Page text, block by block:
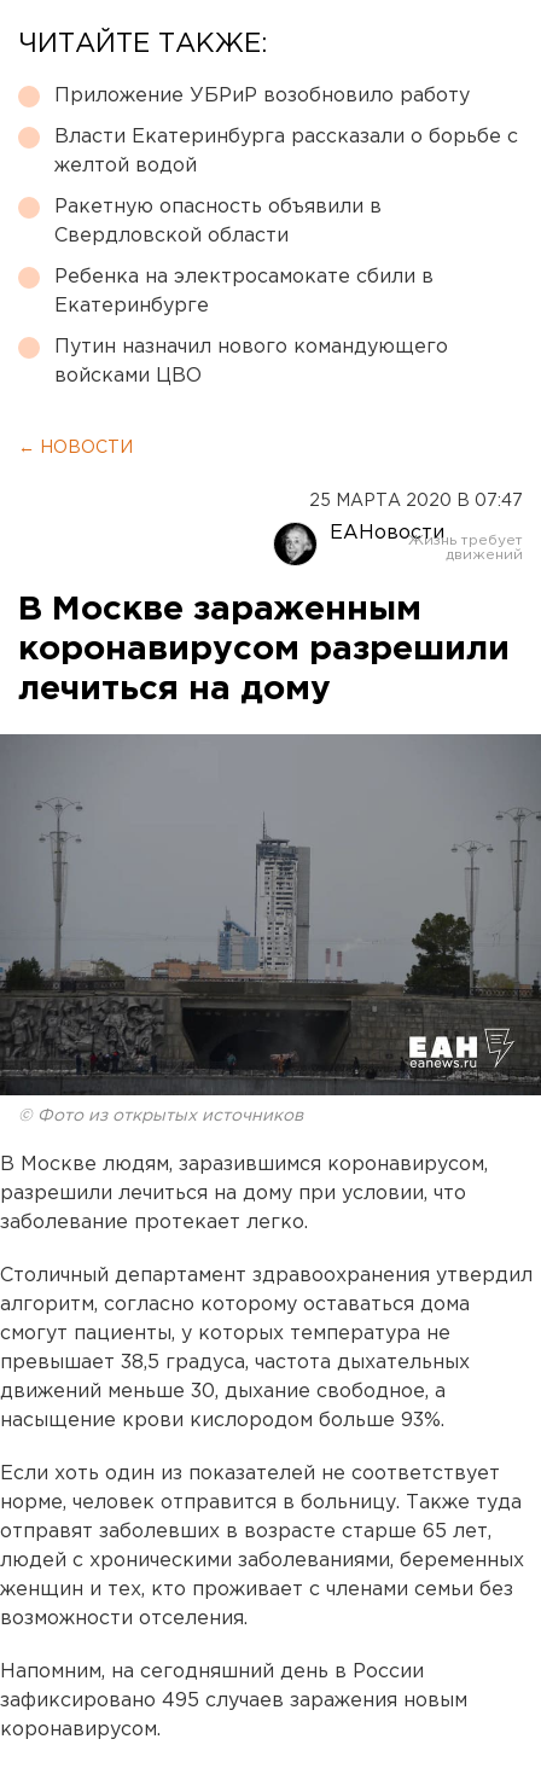
ЧИТАЙТЕ ТАКЖЕ:
Приложение УБРиР возобновило работу
Власти Екатеринбурга рассказали о борьбе с
желтой водой
Ракетную опасность объявили в
Свердловской области
Ребенка на электросамокате сбили в
Екатеринбурге
Путин назначил нового командующего
войсками ЦВО
← НОВОСТИ
25 МАРТА 2020 В 07:47
ЕАНовости
В Москве зараженным
коронавирусом разрешили
лечиться на дому
© Фото из открытых источников
В Москве людям, заразившимся коронавирусом,
разрешили лечиться на дому при условии, что
заболевание протекает легко.
Столичный департамент здравоохранения утвердил
алгоритм, согласно которому оставаться дома
смогут пациенты, у которых температура не
превышает 38,5 градуса, частота дыхательных
движений меньше 30, дыхание свободное, а
насыщение крови кислородом больше 93%.
Если хоть один из показателей не соответствует
норме, человек отправится в больницу. Также туда
отправят заболевших в возрасте старше 65 лет,
людей с хроническими заболеваниями, беременных
женщин и тех, кто проживает с членами семьи без
возможности отселения.
Напомним, на сегодняшний день в России
зафиксировано 495 случаев заражения новым
коронавирусом.